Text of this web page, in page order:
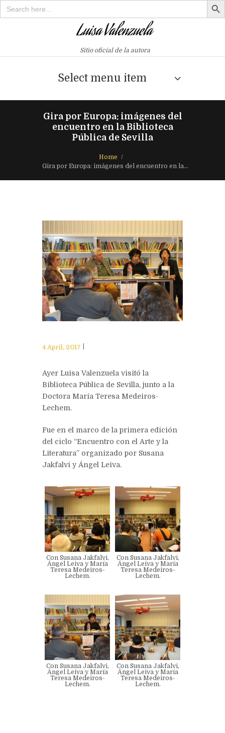
Search
for:
Sitio oficial de la autora
Select menu item
Gira por Europa: imágenes del
encuentro en la Biblioteca
Pública de Sevilla
Home
Gira por Europa: imágenes del encuentro en la...
4 April, 2017
Ayer Luisa Valenzuela visitó la
Biblioteca Pública de Sevilla, junto a la
Doctora María Teresa Medeiros-
Lechem.
Fue en el marco de la primera edición
del ciclo “Encuentro con el Arte y la
Literatura” organizado por Susana
Jakfalvi y Ángel Leiva.
Con Susana Jakfalvi,
Ángel Leiva y María
Teresa Medeiros-
Lechem.
Con Susana Jakfalvi,
Ángel Leiva y María
Teresa Medeiros-
Lechem.
Con Susana Jakfalvi,
Ángel Leiva y María
Teresa Medeiros-
Lechem.
Con Susana Jakfalvi,
Ángel Leiva y María
Teresa Medeiros-
Lechem.